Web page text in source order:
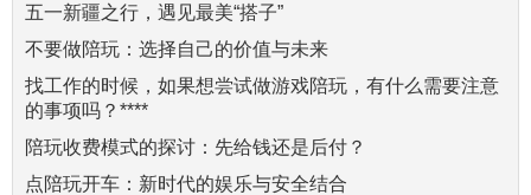
五一新疆之行，遇见最美“搭子”
不要做陪玩：选择自己的价值与未来
找工作的时候，如果想尝试做游戏陪玩，有什么需要注意
的事项吗？****
陪玩收费模式的探讨：先给钱还是后付？
点陪玩开车：新时代的娱乐与安全结合